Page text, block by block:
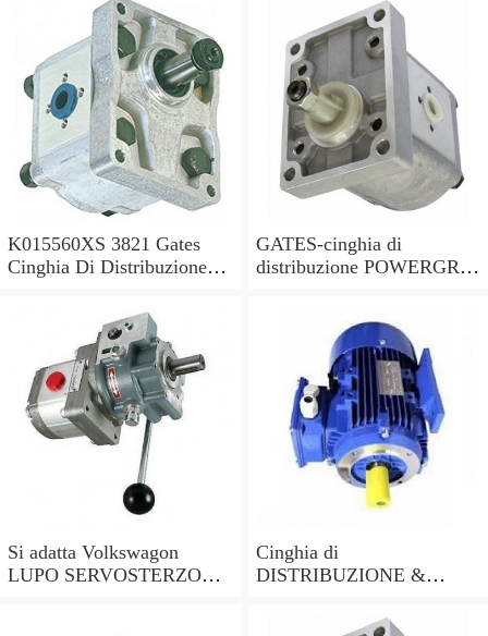
K015560XS 3821 Gates
Cinghia Di Distribuzione
GATES-cinghia di
distribuzione POWERGRIP
Si adatta Volkswagon
LUPO SERVOSTERZO
Cinghia di
DISTRIBUZIONE &
KP15675XS CANCELLI